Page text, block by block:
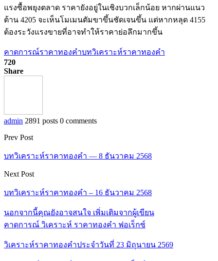
แรงซื้อพยุงตลาด ราคายังอยู่ในเชิงบวกเล็กน้อย หากผ่านแนว
ต้าน 4205 จะเห็นโมเมนตัมขาขึ้นชัดเจนขึ้น แต่หากหลุด 4155
ต้องระวังแรงขายที่อาจทำให้ราคาย่อลึกมากขึ้น
คาดการณ์ราคาทองคำบทวิเคราะห์ราคาทองคำ
720
Share
admin 2891 posts 0 comments
Prev Post
บทวิเคราะห์ราคาทองคำ — 8 ธันวาคม 2568
Next Post
บทวิเคราะห์ราคาทองคำ – 16 ธันวาคม 2568
นอกจากนี้คุณยังอาจสนใจ เพิ่มเติมจากผู้เขียน
คาดการณ์ วิเคราะห์ ราคาทองคำ ฟอเร็กซ์
วิเคราะห์ราคาทองคำประจำวันที่ 23 มิถุนายน 2569